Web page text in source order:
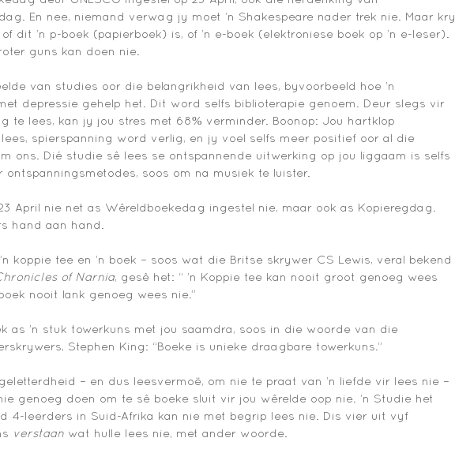
En nee, niemand verwag jy moet ’n Shakespeare nader trek nie. Maar kry
dit ’n p-boek (papierboek) is, of ’n e-boek (elektroniese boek op ’n e-leser).
guns kan doen nie.
van studies oor die belangrikheid van lees, byvoorbeeld hoe ’n
depressie gehelp het. Dit word selfs biblioterapie genoem. Deur slegs vir
te lees, kan jy jou stres met 68% verminder. Boonop: Jou hartklop
spierspanning word verlig, en jy voel selfs meer positief oor al die
ons. Dié studie sê lees se ontspannende uitwerking op jou liggaam is selfs
soos om na musiek te luister.
April nie net as Wêreldboekedag ingestel nie, maar ook as Kopieregdag.
hand aan hand.
koppie tee en ’n boek – soos wat die Britse skrywer CS Lewis, veral bekend
of Narnia, gesê het: “ ’n Koppie tee kan nooit groot genoeg wees
nooit lank genoeg wees nie.”
as ’n stuk towerkuns met jou saamdra, soos in die woorde van die
Stephen King: “Boeke is unieke draagbare towerkuns.”
– en dus leesvermoë, om nie te praat van ’n liefde vir lees nie –
genoeg doen om te sê boeke sluit vir jou wêrelde oop nie. ’n Studie het
4-leerders in Suid-Afrika kan nie met begrip lees nie. Dis vier uit vyf
verstaan wat hulle lees nie, met ander woorde.